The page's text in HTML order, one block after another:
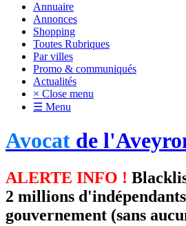
Annuaire
Annonces
Shopping
Toutes Rubriques
Par villes
Promo & communiqués
Actualités
× Close menu
☰ Menu
Avocat de
ALERTE INFO !
2 millions
gouvernement (sans